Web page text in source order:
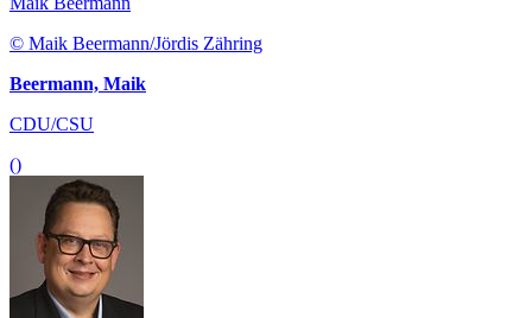
© Maik Beermann/Jördis Zähring
Beermann, Maik
CDU/CSU
()